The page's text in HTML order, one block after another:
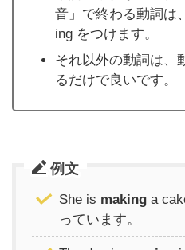
音」で終わる動詞は
ing をつけます。
それ以外の動詞は、
るだけで良いです。
例文
She is making a
っています。